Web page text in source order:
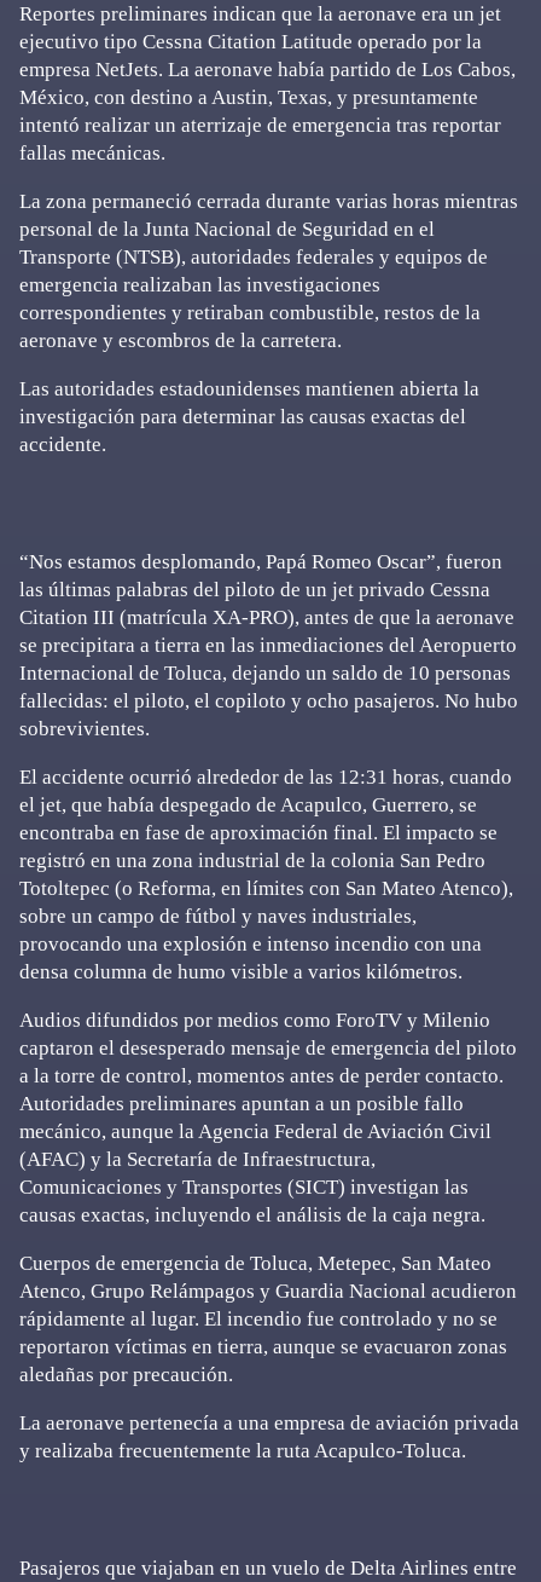
Reportes preliminares indican que la aeronave era un jet
ejecutivo tipo Cessna Citation Latitude operado por la
empresa NetJets. La aeronave había partido de Los Cabos,
México, con destino a Austin, Texas, y presuntamente
intentó realizar un aterrizaje de emergencia tras reportar
fallas mecánicas.
La zona permaneció cerrada durante varias horas mientras
personal de la Junta Nacional de Seguridad en el
Transporte (NTSB), autoridades federales y equipos de
emergencia realizaban las investigaciones
correspondientes y retiraban combustible, restos de la
aeronave y escombros de la carretera.
Las autoridades estadounidenses mantienen abierta la
investigación para determinar las causas exactas del
accidente.
“Nos estamos desplomando, Papá Romeo Oscar”, fueron
las últimas palabras del piloto de un jet privado Cessna
Citation III (matrícula XA-PRO), antes de que la aeronave
se precipitara a tierra en las inmediaciones del Aeropuerto
Internacional de Toluca, dejando un saldo de 10 personas
fallecidas: el piloto, el copiloto y ocho pasajeros. No hubo
sobrevivientes.
El accidente ocurrió alrededor de las 12:31 horas, cuando
el jet, que había despegado de Acapulco, Guerrero, se
encontraba en fase de aproximación final. El impacto se
registró en una zona industrial de la colonia San Pedro
Totoltepec (o Reforma, en límites con San Mateo Atenco),
sobre un campo de fútbol y naves industriales,
provocando una explosión e intenso incendio con una
densa columna de humo visible a varios kilómetros.
Audios difundidos por medios como ForoTV y Milenio
captaron el desesperado mensaje de emergencia del piloto
a la torre de control, momentos antes de perder contacto.
Autoridades preliminares apuntan a un posible fallo
mecánico, aunque la Agencia Federal de Aviación Civil
(AFAC) y la Secretaría de Infraestructura,
Comunicaciones y Transportes (SICT) investigan las
causas exactas, incluyendo el análisis de la caja negra.
Cuerpos de emergencia de Toluca, Metepec, San Mateo
Atenco, Grupo Relámpagos y Guardia Nacional acudieron
rápidamente al lugar. El incendio fue controlado y no se
reportaron víctimas en tierra, aunque se evacuaron zonas
aledañas por precaución.
La aeronave pertenecía a una empresa de aviación privada
y realizaba frecuentemente la ruta Acapulco-Toluca.
Pasajeros que viajaban en un vuelo de Delta Airlines entre